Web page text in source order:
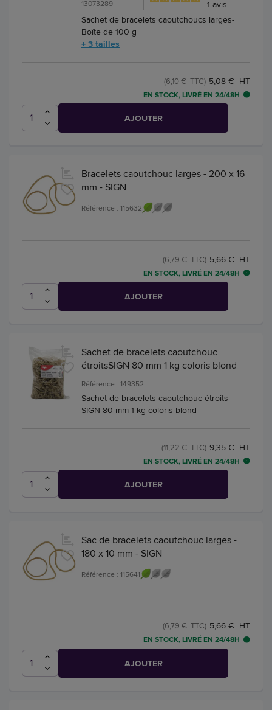
13073289 1avis
Sachet de bracelets caoutchoucs larges-
Boîte de 100 g
+ 3 tailles
5,08 € HT
(6,10 € TTC)
EN STOCK, LIVRÉ EN 24/48H
AJOUTER
Bracelets caoutchouc larges - 200 x 16
mm - SIGN
Référence : 115632
5,66 € HT
(6,79 € TTC)
EN STOCK, LIVRÉ EN 24/48H
AJOUTER
Sachet de bracelets caoutchouc
étroitsSIGN 80 mm 1 kg coloris blond
Référence : 149352
Sachet de bracelets caoutchouc étroits
SIGN 80 mm 1 kg coloris blond
9,35 € HT
(11,22 € TTC)
EN STOCK, LIVRÉ EN 24/48H
AJOUTER
Sac de bracelets caoutchouc larges -
180 x 10 mm - SIGN
Référence : 115641
5,66 € HT
(6,79 € TTC)
EN STOCK, LIVRÉ EN 24/48H
AJOUTER